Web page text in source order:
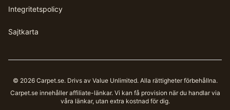
Integritetspolicy
Sajtkarta
© 2026 Carpet.se. Drivs av Value Unlimited. Alla rättigheter förbehållna.
Carpet.seinnehåller affiliate-länkar. Vi kan få provision när du handlar via
våra länkar, utan extra kostnad för dig.